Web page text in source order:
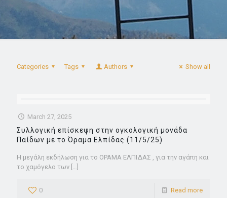
Categories Tags Authors Show all
March 27, 2025
Συλλογική επίσκεψη στην ογκολογική μονάδα
Παίδων με το Όραμα Ελπίδας (11/5/25)
Η μεγάλη εκδήλωση για το ΟΡΑΜΑ ΕΛΠΙΔΑΣ , για την αγάπη και
το χαμόγελο των […]
0 Read more